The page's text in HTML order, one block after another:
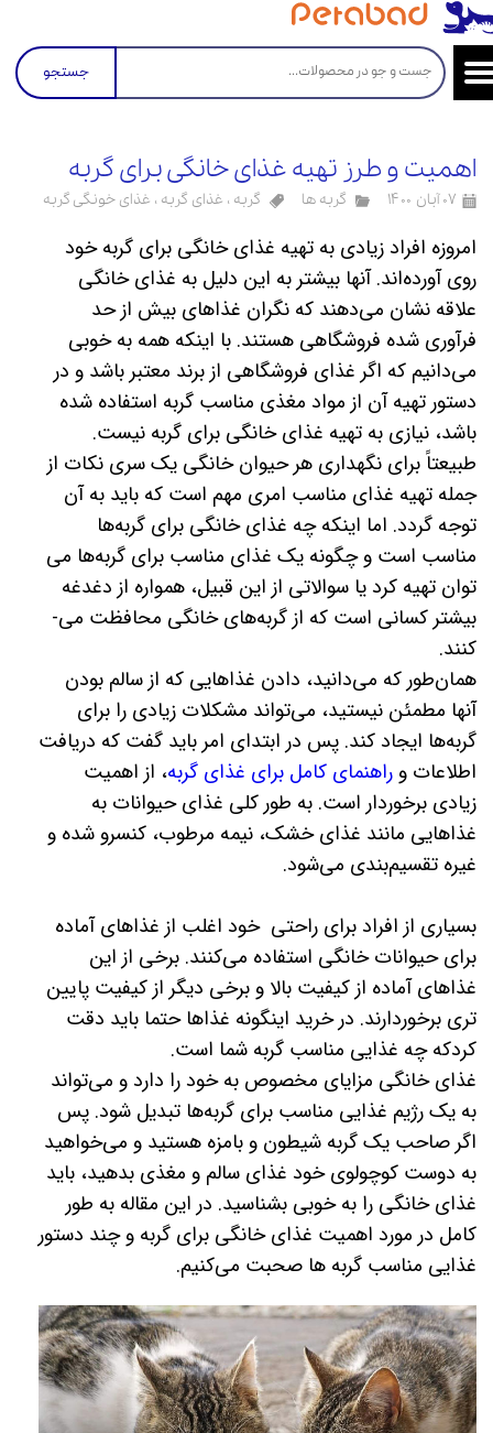
جستجو
اهمیت و طرز تهیه غذای خانگی برای گربه
۰۷ آبان ۱۴۰۰ گربه ها گربه ، غذای گربه ، غذای خونگی گربه
امروزه افراد زیادی به تهیه غذای خانگی برای گربه خود
روی آورده‌اند. آنها بیشتر به این دلیل به غذای خانگی
علاقه نشان می‌دهند که نگران غذاهای بیش از حد
فرآوری شده فروشگاهی هستند. با اینکه همه به خوبی
می‌دانیم که اگر غذای فروشگاهی از برند معتبر باشد و در
دستور تهیه آن از مواد مغذی مناسب گربه استفاده شده
باشد، نیازی به تهیه غذای خانگی برای گربه نیست.
طبیعتاً برای نگهداری هر حیوان خانگی یک سری نکات از
جمله تهیه غذای مناسب امری مهم است که باید به آن
توجه گردد. اما اینکه چه غذای خانگی برای گربه­‌ها
مناسب است و چگونه یک غذای مناسب برای گربه‌­ها می­‌
توان تهیه کرد یا سوالاتی از این قبیل، همواره از دغدغه
بیشتر کسانی‌ است که از گربه‌­های خانگی محافظت می‌­
کنند.
همان‌طور که می­‌دانید، دادن غذاهایی که از سالم بودن
آنها مطمئن نیستید، می‌­تواند مشکلات زیادی را برای
گربه‌­ها ایجاد کند. پس در ابتدای امر باید گفت که دریافت
اطلاعات و راهنمای کامل برای غذای گربه، از اهمیت
زیادی برخوردار است. به طور کلی غذای حیوانات به
غذاهایی مانند غذای خشک، نیمه مرطوب، کنسرو شده و
غیره تقسیم‌­بندی می‌شود.
بسیاری از افراد برای راحتی خود اغلب از غذاهای آماده
برای حیوانات خانگی استفاده می­‌کنند. برخی از این
غذاهای آماده از کیفیت بالا و برخی دیگر از کیفیت پایین­‌
تری برخوردارند. در خرید اینگونه غذاها حتما باید دقت
کردکه چه غذایی مناسب گربه شما است.
غذای خانگی مزایای مخصوص به خود را دارد و می‌تواند
به یک رژیم غذایی مناسب برای گربه‌ها تبدیل شود. پس
اگر صاحب یک گربه شیطون و بامزه هستید و می‌خواهید
به دوست کوچولوی خود غذای سالم و مغذی بدهید، باید
غذای خانگی را به خوبی بشناسید. در این مقاله به طور
کامل در مورد اهمیت غذای خانگی برای گربه و چند دستور
غذایی مناسب گربه ها صحبت می‌کنیم.